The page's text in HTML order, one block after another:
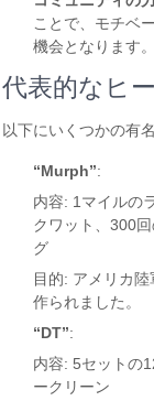
ことで、モチベ
機会となります。
代表的なヒ
以下にいくつかの有
“Murph”:
内容: 1マイルの
クワット、300
グ
目的: アメリカ
作られました。
“DT”:
内容: 5セットの
ークリーン